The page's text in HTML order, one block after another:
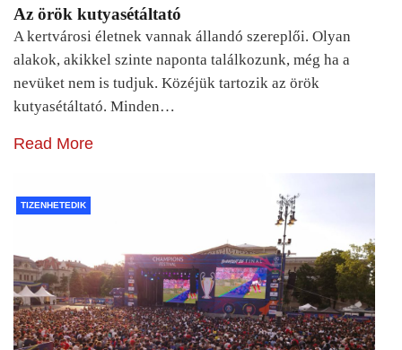
Az örök kutyasétáltató
A kertvárosi életnek vannak állandó szereplői. Olyan
alakok, akikkel szinte naponta találkozunk, még ha a
nevüket nem is tudjuk. Közéjük tartozik az örök
kutyasétáltató. Minden…
Read More
TIZENHETEDIK